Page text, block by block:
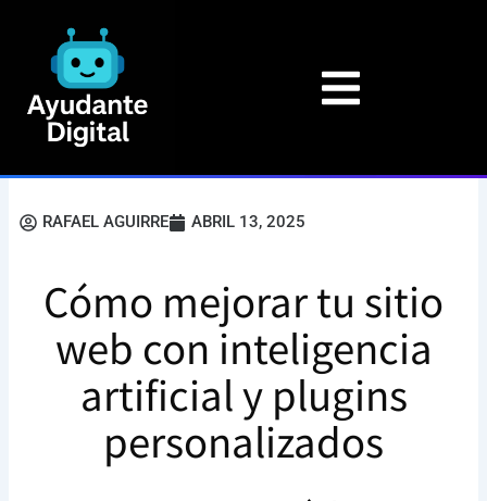
contenido
RAFAEL AGUIRRE ABRIL 13, 2025
Cómo mejorar tu sitio
web con inteligencia
artificial y plugins
personalizados